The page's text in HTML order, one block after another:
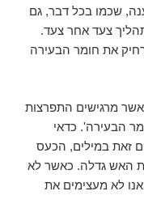
שכמו בכל דבר, גם
צעד אחר צעד.
את חומר הבעירה
מרגישים התפרצות
הבעירה'. כדאי
זאת במילים, הכעס
האש גדלה. כאשר לא
לא מעצימים את